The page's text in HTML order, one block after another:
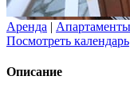
Аренда | Апартаменты
Посмотреть календарь
Описание